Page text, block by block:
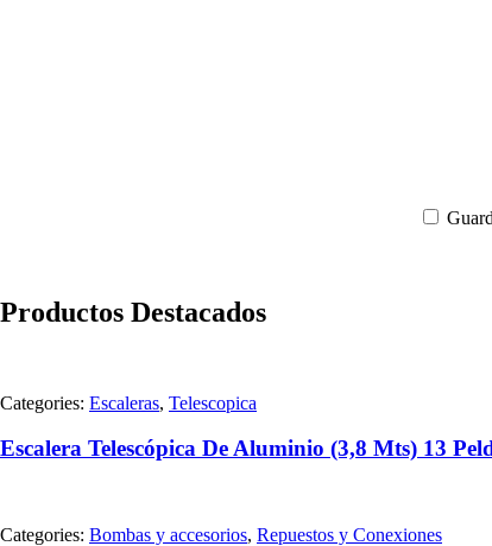
Productos Destacados
Categories: Escaleras, Telescopica
Escalera Telescópica De Aluminio (3,8 Mts) 13
Categories: Bombas y accesorios, Repuestos y Conexiones